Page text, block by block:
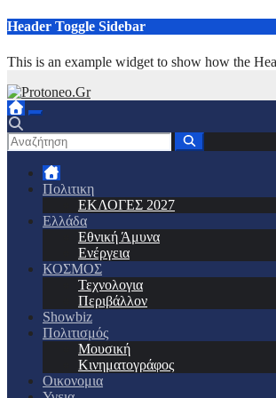
Μετάβαση
περιεχόμενο
Header Toggle Sidebar
This is an example widget to show how the
Πολιτικη
ΕΚΛΟΓΕΣ 2027
Ελλάδα
Εθνική Άμυνα
Ενέργεια
ΚΟΣΜΟΣ
Τεχνολογια
Περιβάλλον
Showbiz
Πολιτισμός
Μουσική
Κινηματογράφος
Οικονομια